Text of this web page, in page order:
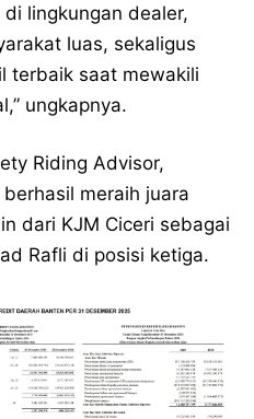
lingkungan dealer,
luas, sekaligus
terbaik saat mewakili
ungkapnya.
Riding Advisor,
meraih juara
dari KJM Ciceri sebagai
Rafli di posisi ketiga.